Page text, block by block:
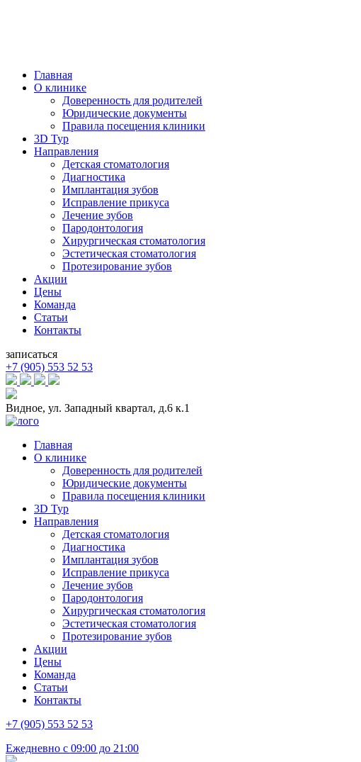
Главная
О клинике
Доверенность для родителей
Юридические документы
Правила посещения клиники
3D Тур
Направления
Детская стоматология
Диагностика
Имплантация зубов
Исправление прикуса
Лечение зубов
Пародонтология
Хирургическая стоматология
Эстетическая стоматология
Протезирование зубов
Акции
Цены
Команда
Статьи
Контакты
записаться
+7 (905) 553 52 53
Видное, ул. Западный квартал, д.6 к.1
Главная
О клинике
Доверенность для родителей
Юридические документы
Правила посещения клиники
3D Тур
Направления
Детская стоматология
Диагностика
Имплантация зубов
Исправление прикуса
Лечение зубов
Пародонтология
Хирургическая стоматология
Эстетическая стоматология
Протезирование зубов
Акции
Цены
Команда
Статьи
Контакты
+7 (905) 553 52 53
Ежедневно с 09:00 до 21:00